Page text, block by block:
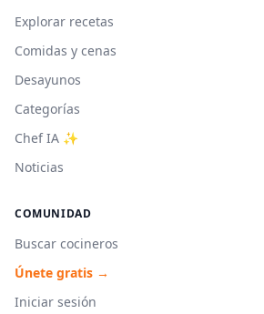
Explorar recetas
Comidas y cenas
Desayunos
Categorías
Chef IA ✨
Noticias
COMUNIDAD
Buscar cocineros
Únete gratis →
Iniciar sesión